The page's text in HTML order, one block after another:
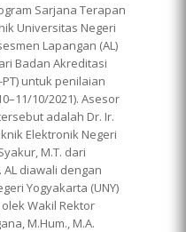
Sarjana Terapan
Universitas Negeri
Lapangan (AL)
Badan Akreditasi
untuk penilaian
10/2021). Asesor
adalah Dr. Ir.
Elektronik Negeri
M.T. dari
AL diawali dengan
Yogyakarta (UNY)
Wakil Rektor
M.Hum., M.A.